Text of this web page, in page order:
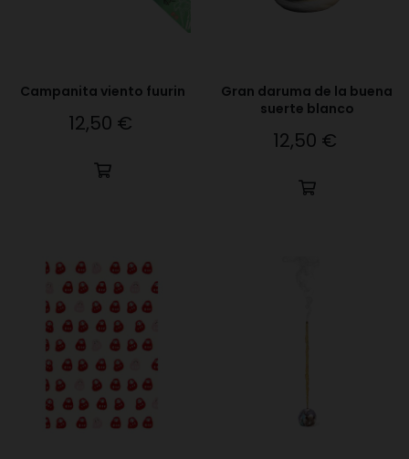
Campanita viento fuurin
Precio
12,50 €
Gran daruma de la buena
suerte blanco
Precio
12,50 €